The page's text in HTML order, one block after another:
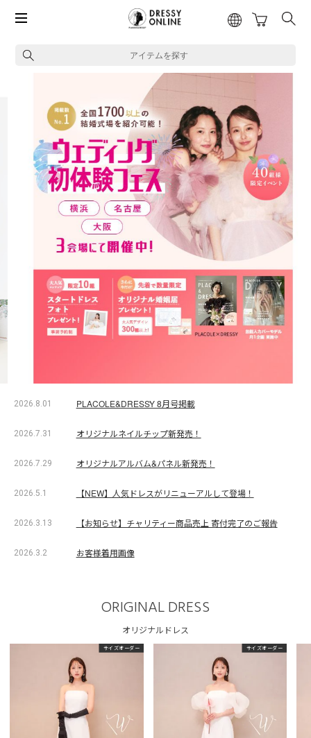
アイテムを探す
2026.8.01 PLACOLE&DRESSY 8月号掲載
2026.7.31 オリジナルネイルチップ新発売！
2026.7.29 オリジナルアルバム&パネル新発売！
2026.5.1 【NEW】人気ドレスがリニューアルして登場！
2026.3.13 【お知らせ】チャリティー商品売上 寄付完了のご報告
2026.3.2 お客様着用画像
ORIGINAL DRESS
オリジナルドレス
サイズオーダー サイズオーダー